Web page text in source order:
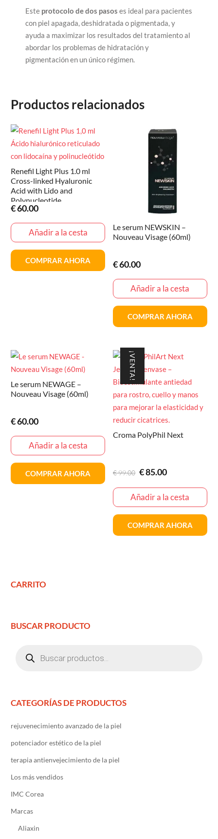
Este protocolo de dos pasos es ideal para pacientes
con piel apagada, deshidratada o pigmentada, y
ayuda a maximizar los resultados del tratamiento al
abordar los problemas de hidratación y
pigmentación en un único régimen.
Productos relacionados
Renefil Light Plus 1.0 ml
Cross-linked Hyaluronic
Acid with Lido and
Polynucleotide
€60.00
Añadir a la cesta
COMPRAR AHORA
Le serum NEWSKIN –
Nouveau Visage (60ml)
€60.00
Añadir a la cesta
COMPRAR AHORA
Le serum NEWAGE –
Nouveau Visage (60ml)
€60.00
Añadir a la cesta
COMPRAR AHORA
¡VENTA!
Croma PolyPhil Next
€99.00 El
original
era:
€99.00
€85.00El
actual
es:
€85.00
Añadir a la cesta
COMPRAR AHORA
CARRITO
BUSCAR PRODUCTO
productos
CATEGORÍAS DE PRODUCTOS
rejuvenecimiento avanzado de la piel
potenciador estético de la piel
terapia antienvejecimiento de la piel
Los más vendidos
IMC Corea
Marcas
Aliaxin